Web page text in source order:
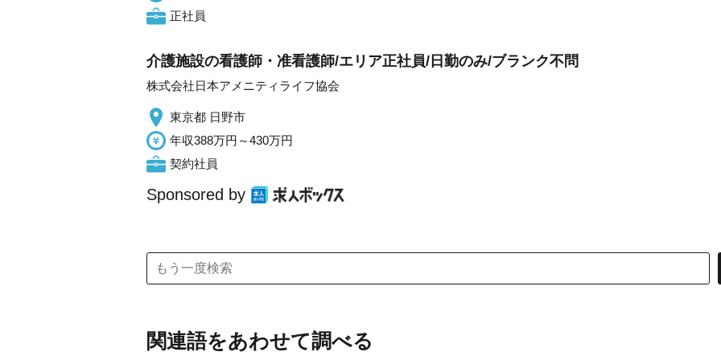
正社員
介護施設の看護師・准看護師/エリア正社員/日勤のみ/ブランク不問
株式会社日本アメニティライフ協会
東京都 日野市
年収388万円～430万円
契約社員
Sponsored by
関連語をあわせて調べる